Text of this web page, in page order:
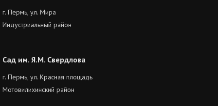
г. Пермь, ул. Мира
Индустриальный район
Сад им. Я.М. Свердлова
г. Пермь, ул. Красная площадь
Мотовилихинский район